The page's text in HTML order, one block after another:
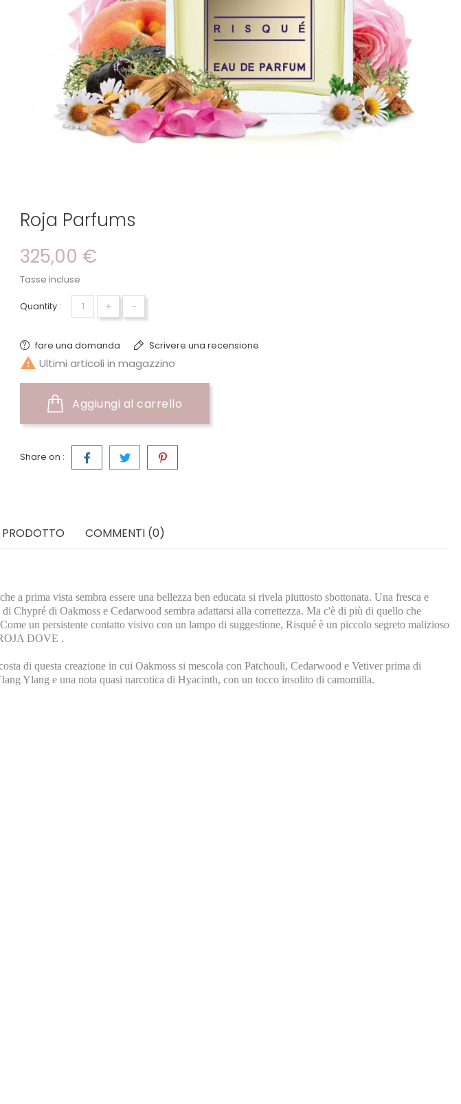
Roja Parfums
325,00 €
Tasse incluse
Quantity : + -
fare una domanda Scrivere una recensione
 Ultimi articoli in magazzino
Aggiungi al carrello
Share on :
COMMENTI (0)
vista sembra essere una bellezza ben educata si rivela piuttosto sbottonata. Una fresca e
Chypré di Oakmoss e Cedarwood sembra adattarsi alla correttezza. Ma c'è di più di quello che
un persistente contatto visivo con un lampo di suggestione, Risqué è un piccolo segreto malizioso
DOVE .
di questa creazione in cui Oakmoss si mescola con Patchouli, Cedarwood e Vetiver prima di
Ylang e una nota quasi narcotica di Hyacinth, con un tocco insolito di camomilla.